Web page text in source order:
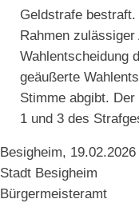
Geldstrafe
Rahmen
Wahlentscheidung
geäußerte
Stimme abgibt.
1 und 3 des
Besigheim, 19.02.2026
Stadt Besigheim
Bürgermeisteramt